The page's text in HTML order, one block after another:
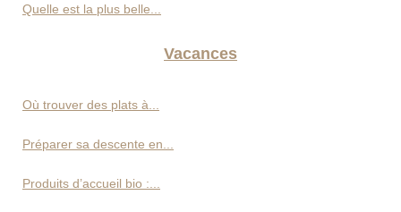
Quelle est la plus belle...
Vacances
Où trouver des plats à...
Préparer sa descente en...
Produits d’accueil bio :...